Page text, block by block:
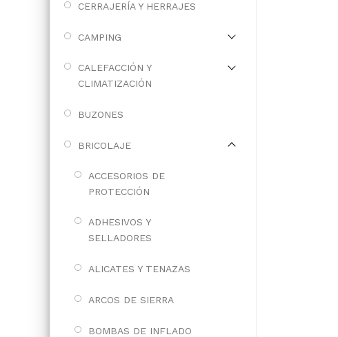
CERRAJERÍA Y HERRAJES
CAMPING
CALEFACCIÓN Y
CLIMATIZACIÓN
BUZONES
BRICOLAJE
ACCESORIOS DE
PROTECCIÓN
ADHESIVOS Y
SELLADORES
ALICATES Y TENAZAS
ARCOS DE SIERRA
BOMBAS DE INFLADO